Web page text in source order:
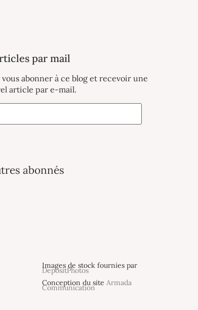
par mail
abonner à ce blog et recevoir une
article par e-mail.
abonnés
Images de stock fournies par
DepositPhotos
Conception du site Armada
Communication